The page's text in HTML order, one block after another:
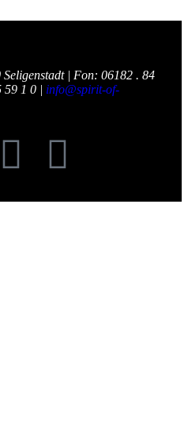
| Fon: 06182 . 84
59 1 0 | info@spirit-of-